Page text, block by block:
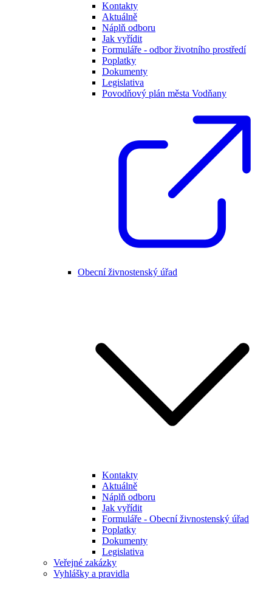
Kontakty
Aktuálně
Náplň odboru
Jak vyřídit
Formuláře - odbor životního prostředí
Poplatky
Dokumenty
Legislativa
Povodňový plán města Vodňany
Obecní živnostenský úřad
Kontakty
Aktuálně
Náplň odboru
Jak vyřídit
Formuláře - Obecní živnostenský úřad
Poplatky
Dokumenty
Legislativa
Veřejné zakázky
Vyhlášky a pravidla